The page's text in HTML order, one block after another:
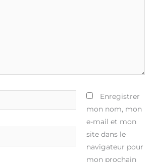
Enregistrer
mon nom, mon
e-mail et mon
site dans le
navigateur pour
mon prochain